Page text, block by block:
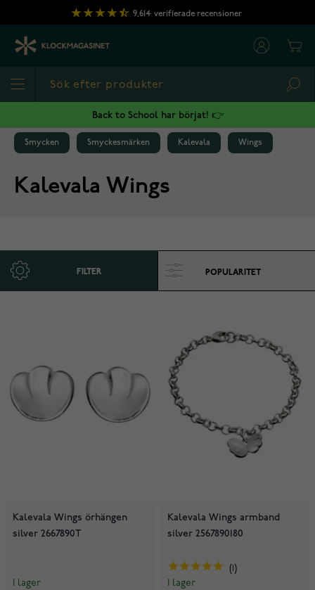
Hoppa till innehållet
9,614 verifierade recensioner
Back to School har börjat! 👉
Smycken Smyckesmärken Kalevala Wings
Kalevala Wings
FILTER
Kalevala Wings örhängen
silver 2667890T
I lager
Kalevala Wings armband
silver 2567890180
I lager